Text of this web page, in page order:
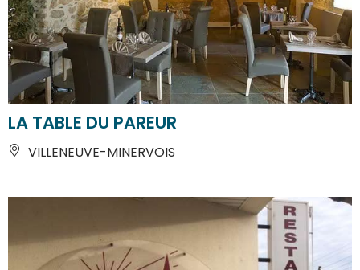
LA TABLE DU PAREUR
VILLENEUVE-MINERVOIS